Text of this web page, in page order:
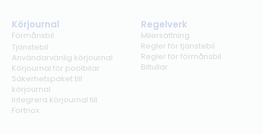
Körjournal
Förmånsbil
Tjänstebil
Användarvänlig körjournal
Körjournal för poolbilar
Säkerhetspaket till
körjournal
Integrera körjournal till
Fortnox
Regelverk
Milersättning
Regler för tjänstebil
Regler för förmånsbil
Biltullar